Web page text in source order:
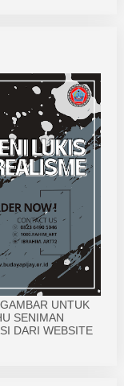
UNTUK
SENIMAN
DARI WEBSITE